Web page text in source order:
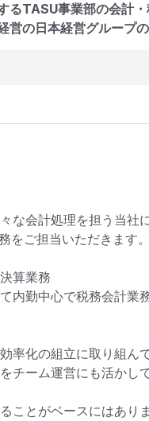
るTASU事業部の会計
の日本経営グループの
な会計処理を担う当社
ご担当いただきます。
算業務
内勤中心で税務会計業
化の組立に取り組んで
チーム運営にも活かし
ことがベースにはあり